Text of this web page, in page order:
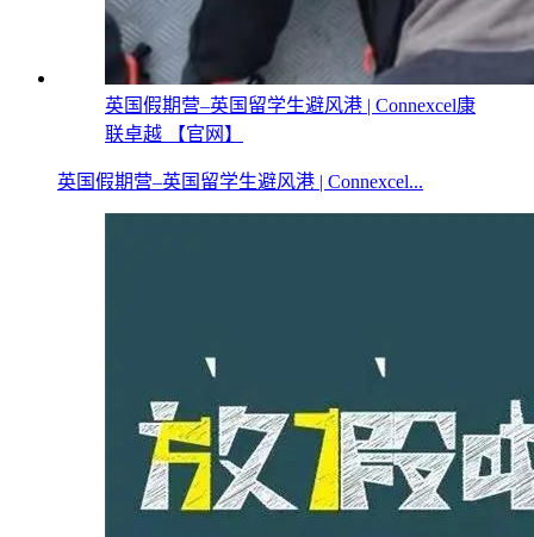
英国假期营–英国留学生避风港 | Connexcel康
联卓越 【官网】
英国假期营–英国留学生避风港 | Connexcel...